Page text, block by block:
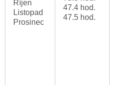
Říjen
Listopad
Prosinec
47.4 hod.
47.5 hod.